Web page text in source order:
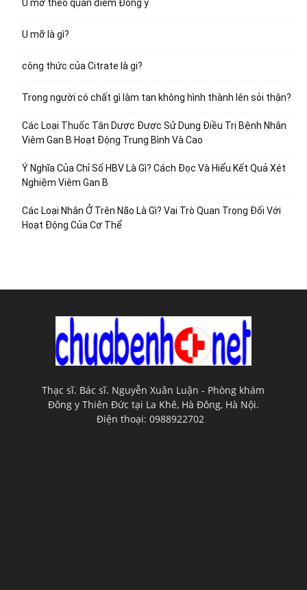
U mỡ theo quan điểm Đông y
U mỡ là gì?
công thức của Citrate là gi?
Trong người có chất gì làm tan không hình thành lên sỏi thận?
Các Loại Thuốc Tân Dược Được Sử Dụng Điều Trị Bệnh Nhân
Viêm Gan B Hoạt Động Trung Bình Và Cao
Ý Nghĩa Của Chỉ Số HBV Là Gì? Cách Đọc Và Hiểu Kết Quả Xét
Nghiệm Viêm Gan B
Các Loại Nhân Ở Trên Não Là Gì? Vai Trò Quan Trọng Đối Với
Hoạt Động Của Cơ Thể
Thạc sĩ. Bác sĩ. Nguyễn Xuân Luận - Phòng khám
Đông y Thiên Đức tại La Khê, Hà Đông, Hà Nội.
Điện thoại: 0988922702